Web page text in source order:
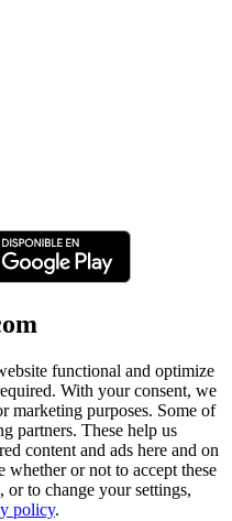
functional and optimize
With your consent, we
marketing purposes. Some of
partners. These help us
content and ads here and on
whether or not to accept these
to change your settings,
policy.